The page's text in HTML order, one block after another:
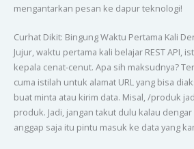
mengantarkan pesan ke dapur teknologi!
Curhat Dikit: Bingung Waktu Pertama Kali
Jujur, waktu pertama kali belajar REST API,
kepala cenat-cenut. Apa sih maksudnya?
cuma istilah untuk alamat URL yang bisa
buat minta atau kirim data. Misal, /produk
produk. Jadi, jangan takut dulu kalau
anggap saja itu pintu masuk ke data yang